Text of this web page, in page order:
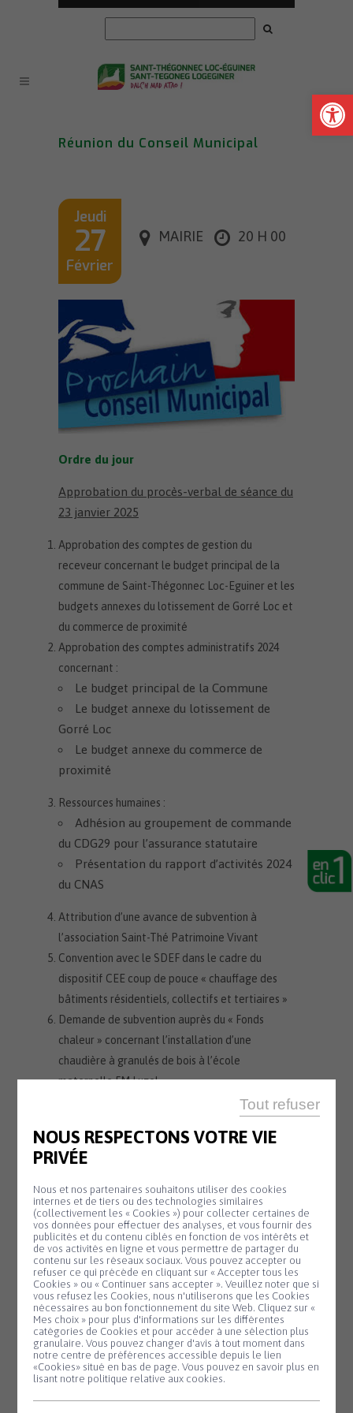
Panneau de gestion des cookies
NOUS RESPECTONS VOTRE VIE
PRIVÉE
Nous et nos partenaires souhaitons utiliser des cookies
internes et de tiers ou des technologies similaires
(collectivement les « Cookies ») pour collecter certaines de
vos données pour effectuer des analyses, et vous fournir des
publicités et du contenu ciblés en fonction de vos intérêts et
de vos activités en ligne et vous permettre de partager du
contenu sur les réseaux sociaux. Vous pouvez accepter ou
refuser ce qui précède en cliquant sur « Accepter tous les
Cookies » ou « Continuer sans accepter ». Veuillez noter que si
vous refusez les Cookies, nous n'utiliserons que les Cookies
nécessaires au bon fonctionnement du site Web. Cliquez sur «
Mes choix » pour plus d'informations sur les différentes
catégories de Cookies et pour accéder à une sélection plus
granulaire. Vous pouvez changer d'avis à tout moment dans
notre centre de préférences accessible depuis le lien
«Cookies» situé en bas de page. Vous pouvez en savoir plus en
lisant notre politique relative aux cookies.
Tout refuser
Ouvrir
Réunion du Conseil Municipal
Jeudi
27
Février
MAIRIE 20 H 00
Ordre du jour
Approbation du procès-verbal de séance du
23 janvier 2025
Approbation des comptes de gestion du
receveur concernant le budget principal de la
commune de Saint-Thégonnec Loc-Eguiner et les
budgets annexes du lotissement de Gorré Loc et
du commerce de proximité
Approbation des comptes administratifs 2024
concernant :
Le budget principal de la Commune
Le budget annexe du lotissement de
Gorré Loc
Le budget annexe du commerce de
proximité
Ressources humaines :
Adhésion au groupement de commande
du CDG29 pour l’assurance statutaire
Présentation du rapport d’activités 2024
du CNAS
Attribution d’une avance de subvention à
l’association Saint-Thé Patrimoine Vivant
Convention avec le SDEF dans le cadre du
dispositif CEE coup de pouce « chauffage des
bâtiments résidentiels, collectifs et tertiaires »
Demande de subvention auprès du « Fonds
chaleur » concernant l’installation d’une
chaudière à granulés de bois à l’école
maternelle FM Luzel
Revalorisation du tarif horaire d’adhésion au
du droit des sols de Morlaix Communauté
Questions diverses
Rapport des commissions
SALLE KANEVEDENN
10 H 00 - 17 H 30
Lundi
3
Août
Exposition de
Mag’gie
Du 3 au 16 août,